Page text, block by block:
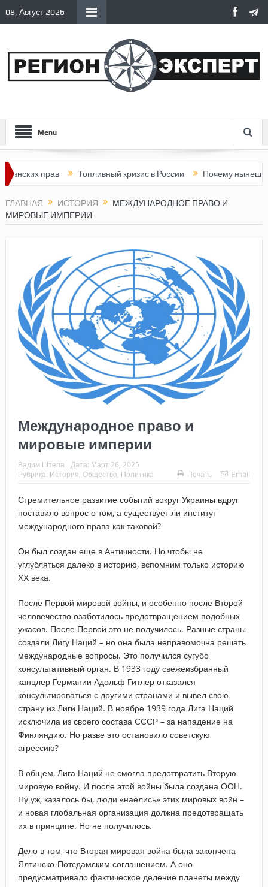
08, Август 2026
Menu
прав Топливный кризис в России Почему нынешняя
ГЛАВНАЯ ИСТОРИЯ
МЕЖДУНАРОДНОЕ ПРАВО И
МИРОВЫЕ ИМПЕРИИ
Международное право и
мировые империи
Вадим Штепа Дата: Март 26, 2025
Рубрика: История Общество Политика Печать Email
Стремительное развитие событий вокруг Украины вдруг
поставило вопрос о том, а существует ли институт
международного права как таковой?
Он был создан еще в Античности. Но чтобы не
углубляться далеко в историю, вспомним только историю
ХХ века.
После Первой мировой войны, и особенно после Второй
человечество озаботилось предотвращением подобных
ужасов. После Первой это не получилось. Разные страны
создали Лигу Наций – но она была неправомочна решать
международные вопросы. Это получился сугубо
консультативный орган. В 1933 году свежеизбранный
канцлер Германии Адольф Гитлер отказался
консультироваться с другими странами и вывел свою
страну из Лиги Наций. В ноябре 1939 года Лига Наций
исключила из своего состава СССР – за нападение на
Финляндию. Но разве это остановило советскую
агрессию?
В общем, Лига Наций не смогла предотвратить Вторую
мировую войну. И после этой войны была создана ООН.
Ну уж, казалось бы, люди «наелись» этих мировых войн –
и новая глобальная организация должна предотвращать
их в принципе. Но не получилось.
Дело в том, что Вторая мировая война была закончена
Ялтинско-Потсдамским соглашением. А оно
предусматривало фактическое деление планеты между